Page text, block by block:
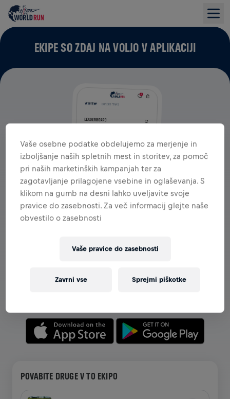
EKIPE SO ZDAJ NA VOLJO V APLIKACIJI
OGLEJTE SI EKIPE V APLIKACIJI
raziskujte vse o ekipah v aplikaciji—pogovarjajte se,
POVABITE DRUGE V TO EKIPO
Vaše osebne podatke obdelujemo za merjenje in
izboljšanje naših spletnih mest in storitev, za pomoč
pri naših marketinških kampanjah ter za
zagotavljanje prilagojene vsebine in oglaševanja. S
klikom na gumb na desni lahko uveljavite svoje
pravice do zasebnosti. Za več informacij glejte naše
obvestilo o zasebnosti
Vaše pravice do zasebnosti
Zavrni vse Sprejmi piškotke